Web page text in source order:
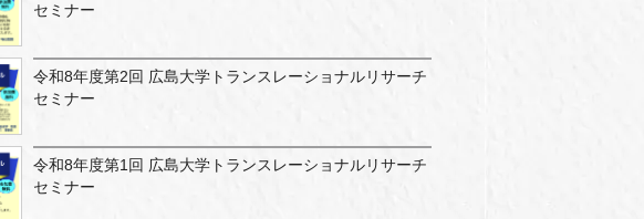
セミナー
令和8年度第2回 広島大学トランスレーショナルリサーチ
セミナー
令和8年度第1回 広島大学トランスレーショナルリサーチ
セミナー